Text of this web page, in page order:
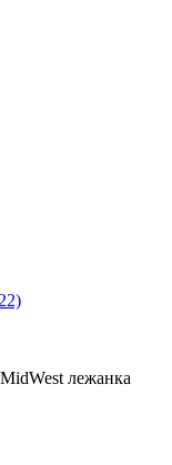
MidWest лежанка